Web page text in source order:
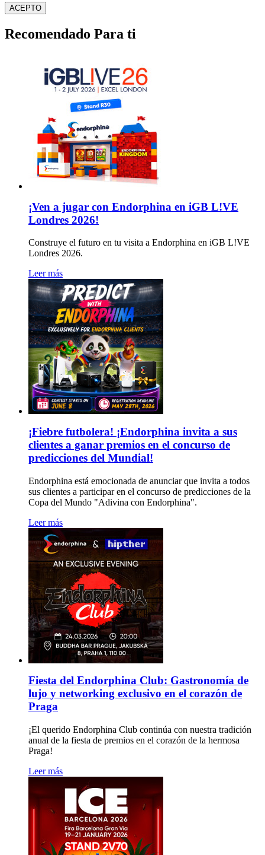
ACEPTO
Recomendado Para ti
¡Ven a jugar con Endorphina en iGB L!VE
Londres 2026!
Construye el futuro en tu visita a Endorphina en iGB L!VE
Londres 2026.
Leer más
¡Fiebre futbolera! ¡Endorphina invita a sus
clientes a ganar premios en el concurso de
predicciones del Mundial!
Endorphina está emocionada de anunciar que invita a todos
sus clientes a participar en el concurso de predicciones de la
Copa del Mundo "Adivina con Endorphina".
Leer más
Fiesta del Endorphina Club: Gastronomía de
lujo y networking exclusivo en el corazón de
Praga
¡El querido Endorphina Club continúa con nuestra tradición
anual de la fiesta de premios en el corazón de la hermosa
Praga!
Leer más